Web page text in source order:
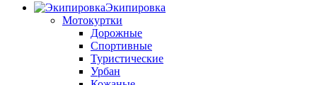
Экипировка
Мотокуртки
Дорожные
Спортивные
Туристические
Урбан